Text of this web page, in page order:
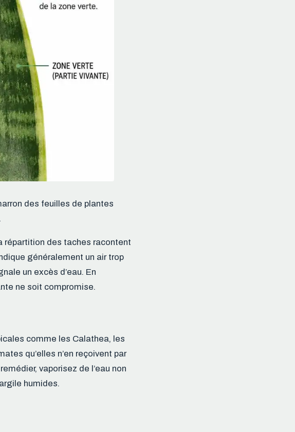
des feuilles de plantes
répartition des taches racontent
généralement un air trop
un excès d’eau. En
ne soit compromise.
comme les Calathea, les
qu’elles n’en reçoivent par
vaporisez de l’eau non
humides.